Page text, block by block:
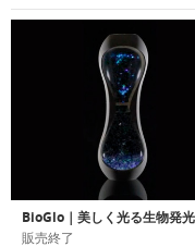
販売終了